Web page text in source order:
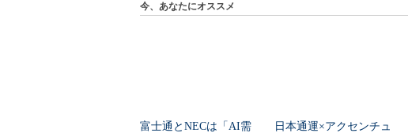
今、あなたにオススメ
富士通とNECは「AI需
日本通運×アクセンチュ